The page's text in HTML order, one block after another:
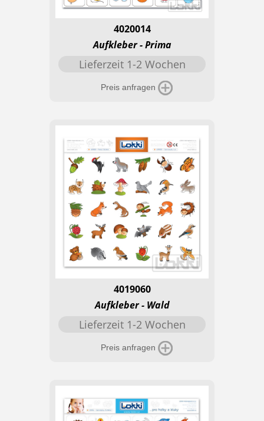
4020014
Aufkleber - Prima
Lieferzeit 1-2 Wochen
Preis anfragen
4019060
Aufkleber - Wald
Lieferzeit 1-2 Wochen
Preis anfragen